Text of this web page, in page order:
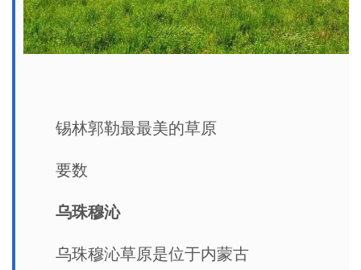
锡林郭勒最最美的草原
要数
乌珠穆沁
乌珠穆沁草原是位于内蒙古